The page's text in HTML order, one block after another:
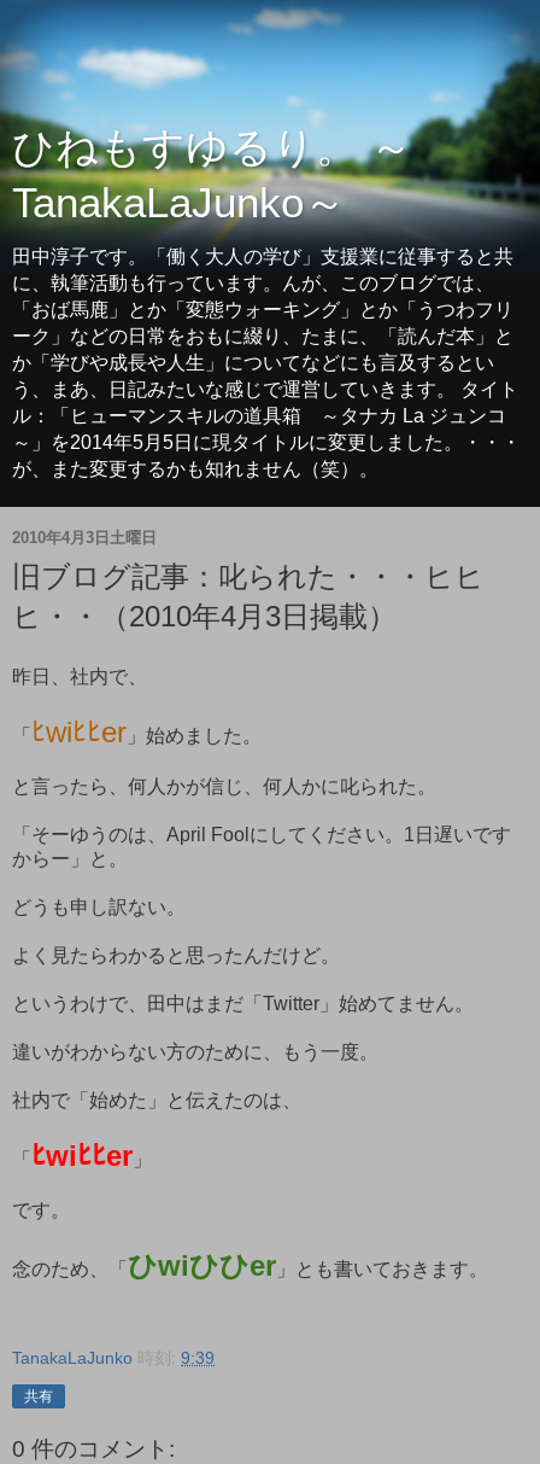
ひねもすゆるり。 ～
TanakaLaJunko～
田中淳子です。「働く大人の学び」支援業に従事すると共
に、執筆活動も行っています。んが、このブログでは、
「おば馬鹿」とか「変態ウォーキング」とか「うつわフリ
ーク」などの日常をおもに綴り、たまに、「読んだ本」と
か「学びや成長や人生」についてなどにも言及するとい
う、まあ、日記みたいな感じで運営していきます。 タイト
ル：「ヒューマンスキルの道具箱 ～タナカ La ジュンコ
～」を2014年5月5日に現タイトルに変更しました。・・・
が、また変更するかも知れません（笑）。
2010年4月3日土曜日
旧ブログ記事：叱られた・・・ヒヒ
ヒ・・（2010年4月3日掲載）
昨日、社内で、
「 ﾋwiﾋﾋer 」始めました。
と言ったら、何人かが信じ、何人かに叱られた。
「そーゆうのは、April Foolにしてください。1日遅いです
からー」と。
どうも申し訳ない。
よく見たらわかると思ったんだけど。
というわけで、田中はまだ「Twitter」始めてません。
違いがわからない方のために、もう一度。
社内で「始めた」と伝えたのは、
「 ﾋwiﾋﾋer 」
です。
念のため、「 ひwiひひer 」とも書いておきます。
TanakaLaJunko 時刻: 9:39
共有
0 件のコメント: